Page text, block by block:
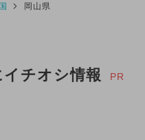
岡山県
チオシ情報 PR